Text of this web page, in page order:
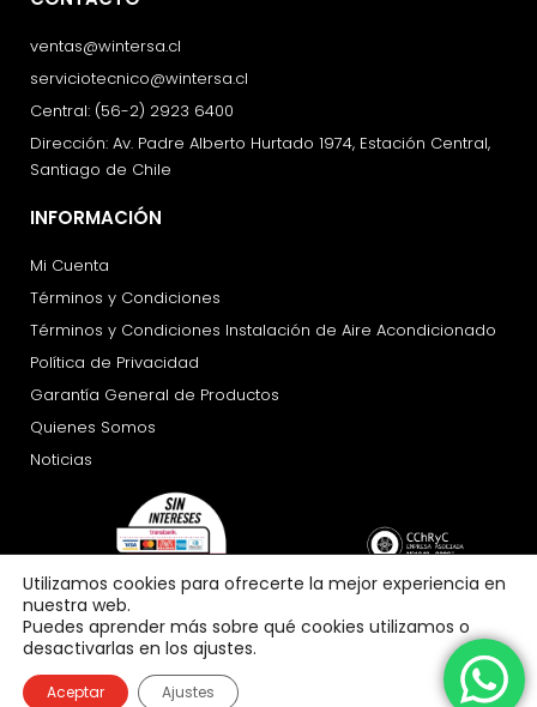
ventas@wintersa.cl
serviciotecnico@wintersa.cl
Central: (56-2) 2923 6400
Dirección: Av. Padre Alberto Hurtado 1974, Estación Central,
Santiago de Chile
INFORMACIÓN
Mi Cuenta
Términos y Condiciones
Términos y Condiciones Instalación de Aire Acondicionado
Política de Privacidad
Garantía General de Productos
Quienes Somos
Noticias
Utilizamos cookies para ofrecerte la mejor experiencia en
nuestra web.
Puedes aprender más sobre qué cookies utilizamos o
desactivarlas en los ajustes.
Aceptar Ajustes